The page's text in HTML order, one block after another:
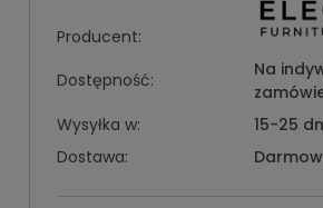
Producent:
Dostępność:
Na
Wysyłka w:
15-25
Dostawa: